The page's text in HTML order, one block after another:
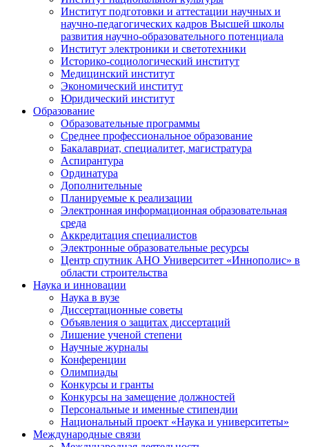
Институт подготовки и аттестации научных и
научно-педагогических кадров Высшей школы
развития научно-образовательного потенциала
Институт электроники и светотехники
Историко-социологический институт
Медицинский институт
Экономический институт
Юридический институт
Образование
Образовательные программы
Среднее профессиональное образование
Бакалавриат, специалитет, магистратура
Аспирантура
Ординатура
Дополнительные
Планируемые к реализации
Электронная информационная образовательная
среда
Аккредитация специалистов
Электронные образовательные ресурсы
Центр спутник АНО Университет «Иннополис» в
области строительства
Наука и инновации
Наука в вузе
Диссертационные советы
Объявления о защитах диссертаций
Лишение ученой степени
Научные журналы
Конференции
Олимпиады
Конкурсы и гранты
Конкурсы на замещение должностей
Персональные и именные стипендии
Национальный проект «Наука и университеты»
Международные связи